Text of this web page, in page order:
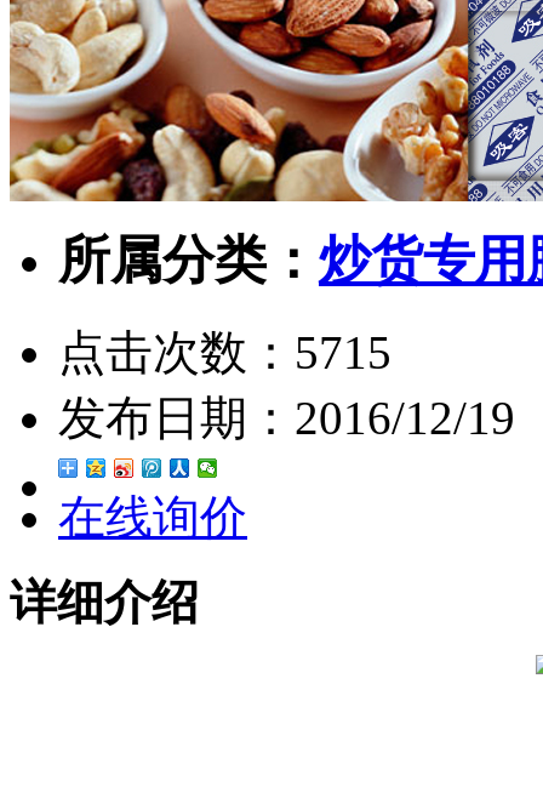
所属分类： 炒货专用
点击次数： 5715
发布日期： 2016/12/19
在线询价
详细介绍